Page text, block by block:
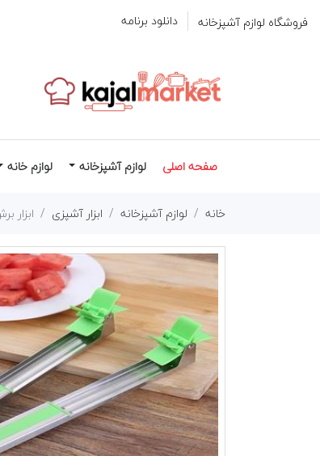
فروشگاه لوازم آشپزخانه دانلود برنامه
صفحه اصلی لوازم آشپزخانه لوازم خانه
خانه لوازم آشپزخانه ابزار آشپزی ابزار